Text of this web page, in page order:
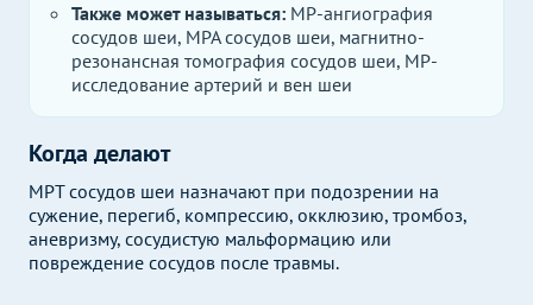
Также может называться: МР-ангиография
сосудов шеи, МРА сосудов шеи, магнитно-
резонансная томография сосудов шеи, МР-
исследование артерий и вен шеи
Когда делают
МРТ сосудов шеи назначают при подозрении на
сужение, перегиб, компрессию, окклюзию, тромбоз,
аневризму, сосудистую мальформацию или
повреждение сосудов после травмы.